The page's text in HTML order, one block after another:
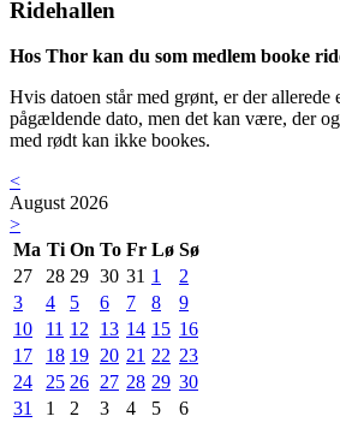
Ridehallen
Hos Thor kan du som medlem booke
Hvis datoen står med grønt, er der allerede
pågældende dato, men det kan være, der
med rødt kan ikke bookes.
<
August 2026
>
Ma Ti On To Fr Lø Sø
27
28 29 30 31 1
2
3
4 5 6 7 8
9
10
11 12 13 14 15 16
17
18 19 20 21 22 23
24
25 26 27 28 29 30
31
1 2 3 4 5 6